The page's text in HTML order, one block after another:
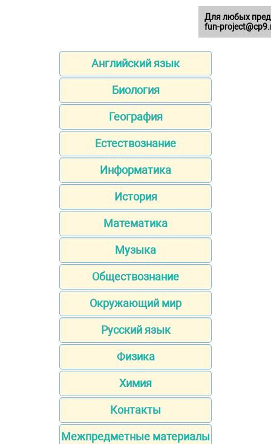
Английский язык
Биология
География
Естествознание
Информатика
История
Математика
Музыка
Обществознание
Окружающий мир
Русский язык
Физика
Химия
Контакты
Межпредметные материалы
Для любых
fun-